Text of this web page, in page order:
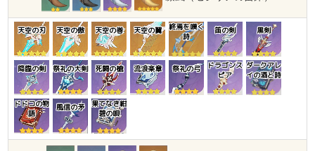
天空の刃 天空の傲 天空の巻 天空の翼
終焉を嘆く
詩
笛の剣 黒剣
降臨の剣 祭礼の大剣 死闘の槍 流浪楽章 祭礼の弓
ドラゴンス
ピア
ダークアレ
イの酒と詩
ドドコの物
語
風信の矛
果てなき紺
碧の唄